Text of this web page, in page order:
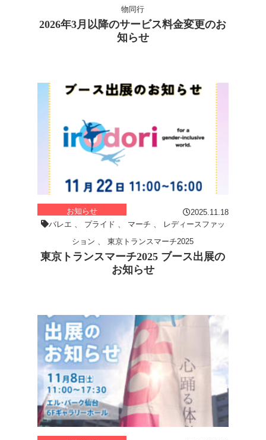
物同行
2026年3月以降のサービス料金変更のお
知らせ
お知らせ
2025.11.18
バレエ
プライド マーチ
レディースファッ
ション 、東京トランスマーチ2025
東京トランスマーチ2025 ブース出展の
お知らせ